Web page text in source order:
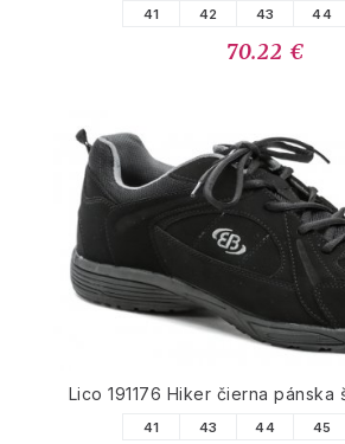
41 42 43 44
70.22 €
Lico 191176 Hiker čierna
41 43 44 45